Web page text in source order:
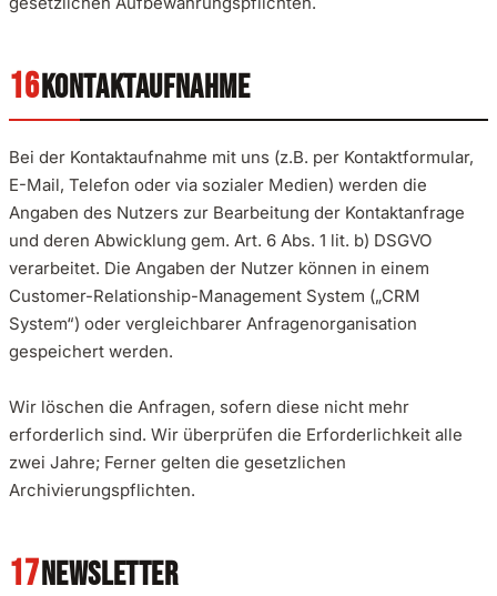
KONTAKTAUFNAHME
Bei der Kontaktaufnahme mit uns (z.B. per Kontaktformular,
E-Mail, Telefon oder via sozialer Medien) werden die
Angaben des Nutzers zur Bearbeitung der Kontaktanfrage
und deren Abwicklung gem. Art. 6 Abs. 1 lit. b) DSGVO
verarbeitet. Die Angaben der Nutzer können in einem
Customer-Relationship-Management System („CRM
System“) oder vergleichbarer Anfragenorganisation
gespeichert werden.
Wir löschen die Anfragen, sofern diese nicht mehr
erforderlich sind. Wir überprüfen die Erforderlichkeit alle
zwei Jahre; Ferner gelten die gesetzlichen
Archivierungspflichten.
NEWSLETTER